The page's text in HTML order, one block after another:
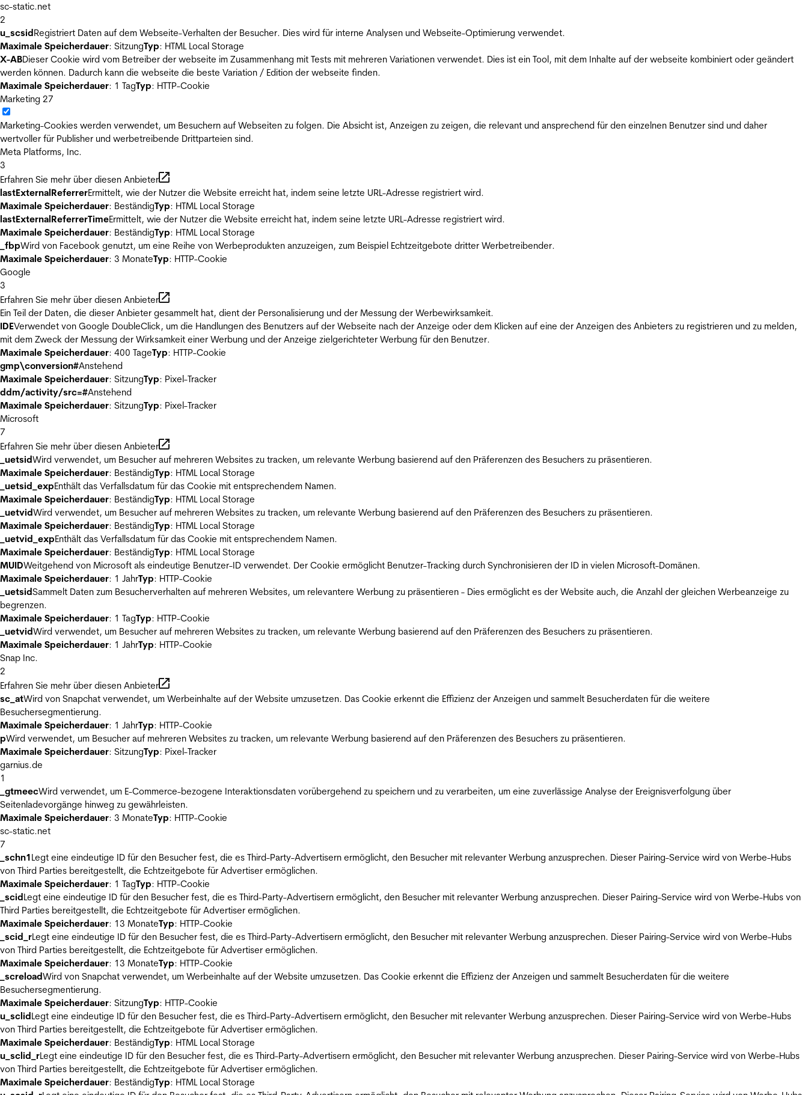
sc-static.net
2
u_scsidRegistriert Daten auf dem Webseite-Verhalten der Besucher. Dies wird für interne Analysen und Webseite-Optimierung verwendet.
Maximale Speicherdauer: SitzungTyp: HTML Local Storage
X-ABDieser Cookie wird vom Betreiber der webseite im Zusammenhang mit Tests mit mehreren Variationen verwendet. Dies ist ein Tool, mit dem Inhalte auf der webseite kombiniert oder geändert
werden können. Dadurch kann die webseite die beste Variation / Edition der webseite finden.
Maximale Speicherdauer: 1 TagTyp: HTTP-Cookie
Marketing 27
Marketing-Cookies werden verwendet, um Besuchern auf Webseiten zu folgen. Die Absicht ist, Anzeigen zu zeigen, die relevant und ansprechend für den einzelnen Benutzer sind und daher
wertvoller für Publisher und werbetreibende Drittparteien sind.
Meta Platforms, Inc.
3
Erfahren Sie mehr über diesen Anbieter
lastExternalReferrerErmittelt, wie der Nutzer die Website erreicht hat, indem seine letzte URL-Adresse registriert wird.
Maximale Speicherdauer: BeständigTyp: HTML Local Storage
lastExternalReferrerTimeErmittelt, wie der Nutzer die Website erreicht hat, indem seine letzte URL-Adresse registriert wird.
Maximale Speicherdauer: BeständigTyp: HTML Local Storage
_fbpWird von Facebook genutzt, um eine Reihe von Werbeprodukten anzuzeigen, zum Beispiel Echtzeitgebote dritter Werbetreibender.
Maximale Speicherdauer: 3 MonateTyp: HTTP-Cookie
Google
3
Erfahren Sie mehr über diesen Anbieter
Ein Teil der Daten, die dieser Anbieter gesammelt hat, dient der Personalisierung und der Messung der Werbewirksamkeit.
IDEVerwendet von Google DoubleClick, um die Handlungen des Benutzers auf der Webseite nach der Anzeige oder dem Klicken auf eine der Anzeigen des Anbieters zu registrieren und zu melden,
mit dem Zweck der Messung der Wirksamkeit einer Werbung und der Anzeige zielgerichteter Werbung für den Benutzer.
Maximale Speicherdauer: 400 TageTyp: HTTP-Cookie
gmp\conversion#Anstehend
Maximale Speicherdauer: SitzungTyp: Pixel-Tracker
ddm/activity/src=#Anstehend
Maximale Speicherdauer: SitzungTyp: Pixel-Tracker
Microsoft
7
Erfahren Sie mehr über diesen Anbieter
_uetsidWird verwendet, um Besucher auf mehreren Websites zu tracken, um relevante Werbung basierend auf den Präferenzen des Besuchers zu präsentieren.
Maximale Speicherdauer: BeständigTyp: HTML Local Storage
_uetsid_expEnthält das Verfallsdatum für das Cookie mit entsprechendem Namen.
Maximale Speicherdauer: BeständigTyp: HTML Local Storage
_uetvidWird verwendet, um Besucher auf mehreren Websites zu tracken, um relevante Werbung basierend auf den Präferenzen des Besuchers zu präsentieren.
Maximale Speicherdauer: BeständigTyp: HTML Local Storage
_uetvid_expEnthält das Verfallsdatum für das Cookie mit entsprechendem Namen.
Maximale Speicherdauer: BeständigTyp: HTML Local Storage
MUIDWeitgehend von Microsoft als eindeutige Benutzer-ID verwendet. Der Cookie ermöglicht Benutzer-Tracking durch Synchronisieren der ID in vielen Microsoft-Domänen.
Maximale Speicherdauer: 1 JahrTyp: HTTP-Cookie
_uetsidSammelt Daten zum Besucherverhalten auf mehreren Websites, um relevantere Werbung zu präsentieren - Dies ermöglicht es der Website auch, die Anzahl der gleichen Werbeanzeige zu
begrenzen.
Maximale Speicherdauer: 1 TagTyp: HTTP-Cookie
_uetvidWird verwendet, um Besucher auf mehreren Websites zu tracken, um relevante Werbung basierend auf den Präferenzen des Besuchers zu präsentieren.
Maximale Speicherdauer: 1 JahrTyp: HTTP-Cookie
Snap Inc.
2
Erfahren Sie mehr über diesen Anbieter
sc_atWird von Snapchat verwendet, um Werbeinhalte auf der Website umzusetzen. Das Cookie erkennt die Effizienz der Anzeigen und sammelt Besucherdaten für die weitere
Besuchersegmentierung.
Maximale Speicherdauer: 1 JahrTyp: HTTP-Cookie
pWird verwendet, um Besucher auf mehreren Websites zu tracken, um relevante Werbung basierend auf den Präferenzen des Besuchers zu präsentieren.
Maximale Speicherdauer: SitzungTyp: Pixel-Tracker
garnius.de
1
_gtmeecWird verwendet, um E-Commerce-bezogene Interaktionsdaten vorübergehend zu speichern und zu verarbeiten, um eine zuverlässige Analyse der Ereignisverfolgung über
Seitenladevorgänge hinweg zu gewährleisten.
Maximale Speicherdauer: 3 MonateTyp: HTTP-Cookie
sc-static.net
7
_schn1Legt eine eindeutige ID für den Besucher fest, die es Third-Party-Advertisern ermöglicht, den Besucher mit relevanter Werbung anzusprechen. Dieser Pairing-Service wird von Werbe-Hubs
von Third Parties bereitgestellt, die Echtzeitgebote für Advertiser ermöglichen.
Maximale Speicherdauer: 1 TagTyp: HTTP-Cookie
_scidLegt eine eindeutige ID für den Besucher fest, die es Third-Party-Advertisern ermöglicht, den Besucher mit relevanter Werbung anzusprechen. Dieser Pairing-Service wird von Werbe-Hubs von
Third Parties bereitgestellt, die Echtzeitgebote für Advertiser ermöglichen.
Maximale Speicherdauer: 13 MonateTyp: HTTP-Cookie
_scid_rLegt eine eindeutige ID für den Besucher fest, die es Third-Party-Advertisern ermöglicht, den Besucher mit relevanter Werbung anzusprechen. Dieser Pairing-Service wird von Werbe-Hubs
von Third Parties bereitgestellt, die Echtzeitgebote für Advertiser ermöglichen.
Maximale Speicherdauer: 13 MonateTyp: HTTP-Cookie
_screloadWird von Snapchat verwendet, um Werbeinhalte auf der Website umzusetzen. Das Cookie erkennt die Effizienz der Anzeigen und sammelt Besucherdaten für die weitere
Besuchersegmentierung.
Maximale Speicherdauer: SitzungTyp: HTTP-Cookie
u_sclidLegt eine eindeutige ID für den Besucher fest, die es Third-Party-Advertisern ermöglicht, den Besucher mit relevanter Werbung anzusprechen. Dieser Pairing-Service wird von Werbe-Hubs
von Third Parties bereitgestellt, die Echtzeitgebote für Advertiser ermöglichen.
Maximale Speicherdauer: BeständigTyp: HTML Local Storage
u_sclid_rLegt eine eindeutige ID für den Besucher fest, die es Third-Party-Advertisern ermöglicht, den Besucher mit relevanter Werbung anzusprechen. Dieser Pairing-Service wird von Werbe-Hubs
von Third Parties bereitgestellt, die Echtzeitgebote für Advertiser ermöglichen.
Maximale Speicherdauer: BeständigTyp: HTML Local Storage